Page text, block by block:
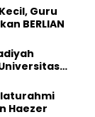
Guru
BERLIAN
Haezer